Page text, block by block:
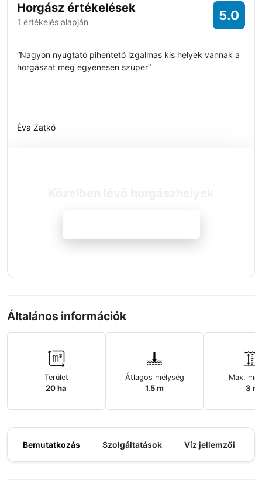
Horgász értékelések
1 értékelés alapján 5.0
“Nagyon nyugtató pihentető izgalmas kis helyek vannak a
horgászat meg egyenesen szuper”
Éva Zatkó
Általános információk
Terület
20 ha
Átlagos mélység
1.5 m
Max.
3 m
Bemutatkozás Szolgáltatások Víz jellemzői